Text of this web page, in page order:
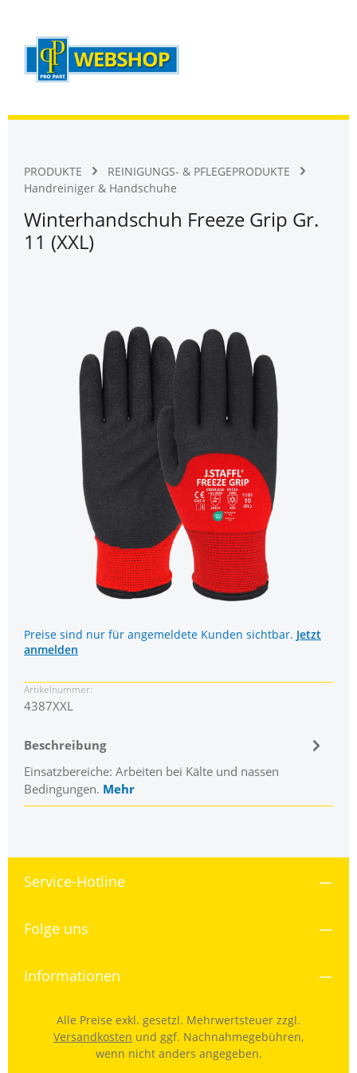
PRODUKTE
REINIGUNGS- & PFLEGEPRODUKTE
Handreiniger & Handschuhe
Winterhandschuh Freeze Grip Gr.
11 (XXL)
Bildergalerie überspringen
Preise sind nur für angemeldete Kunden sichtbar. Jetzt
anmelden
Artikelnummer:
4387XXL
Beschreibung
Einsatzbereiche: Arbeiten bei Kälte und nassen
Bedingungen. Mehr
Service-Hotline
Folge uns
Informationen
Alle Preise exkl. gesetzl. Mehrwertsteuer zzgl.
Versandkosten und ggf. Nachnahmegebühren,
wenn nicht anders angegeben.